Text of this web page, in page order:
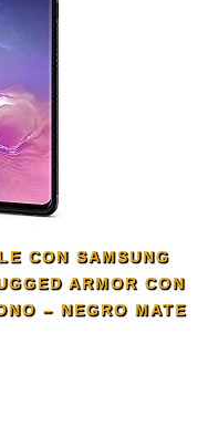
CON SAMSUNG
ARMOR CON
– NEGRO MATE